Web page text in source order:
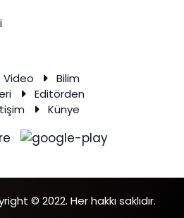
Video
Bilim
Editörden
Künye
© 2022. Her hakkı saklıdır.